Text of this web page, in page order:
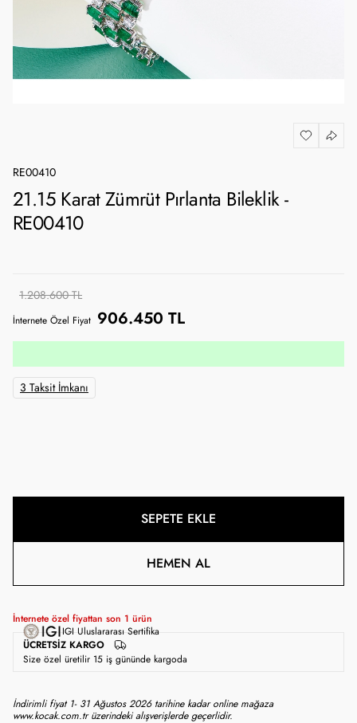
RE00410
21.15 Karat Zümrüt Pırlanta Bileklik -
RE00410
1.208.600 TL
İnternete Özel Fiyat 906.450 TL
3 Taksit İmkanı
SEPETE EKLE
HEMEN AL
İnternete özel fiyattan son 1 ürün
ÜCRETSIZ KARGO
IGI Uluslararası Sertifika
Size özel üretilir 15 iş gününde kargoda
İndirimli fiyat 1- 31 Ağustos 2026 tarihine kadar online mağaza
www.kocak.com.tr üzerindeki alışverişlerde geçerlidir.